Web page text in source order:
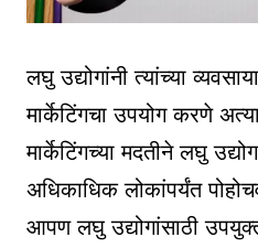
लघु उद्योगांनी त्यांच्या
मार्केटिंगचा उपयोग करणे
मार्केटिंगच्या मदतीने लघु
अधिकाधिक लोकांपर्यंत
आपण लघु उद्योगांसाठी